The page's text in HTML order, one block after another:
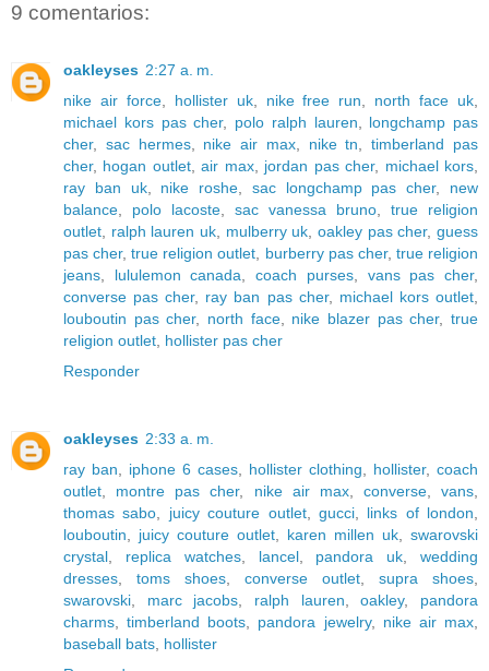
9 comentarios:
oakleyses 2:27 a. m.
nike air force, hollister uk, nike free run north face uk
michael kors pas cher, polo ralph lauren
longchamp pas
cher, sac hermes, nike air max, nike tn ,timberland pas
cher, hogan outlet,air max, jordan pas cher, michael kors
ray ban uk, nike roshe sac longchamp pas cher, new
balance
polo lacoste sac vanessa bruno
true religion
outlet
ralph lauren uk mulberry uk ,oakley pas cher,guess
pas cher,true religion outlet burberry pas cher, true religion
jeans
lululemon canada ,coach purses, vans pas cher,
converse pas cher, ray ban pas cher, michael kors outlet
louboutin pas cher, north face, nike blazer pas cher,true
religion outlet hollister pas cher
Responder
oakleyses 2:33 a. m.
ray ban
iphone 6 cases hollister clothing hollister, coach
outlet
montre pas cher, nike air max, converse, vans
thomas sabo
juicy couture outlet, gucci, links of london
louboutin
juicy couture outlet karen millen uk
swarovski
crystal
replica watches, lancel, pandora uk ,wedding
dresses
toms shoes converse outlet supra shoes
swarovski
marc jacobs ralph lauren ,oakley, pandora
charms ,timberland boots pandora jewelry, nike air max
baseball bats hollister